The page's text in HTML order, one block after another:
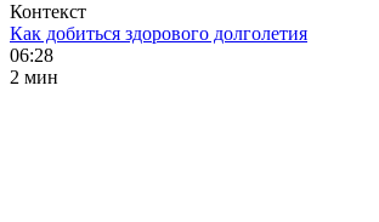
Контекст
Как добиться здорового долголетия
06:28
2 мин